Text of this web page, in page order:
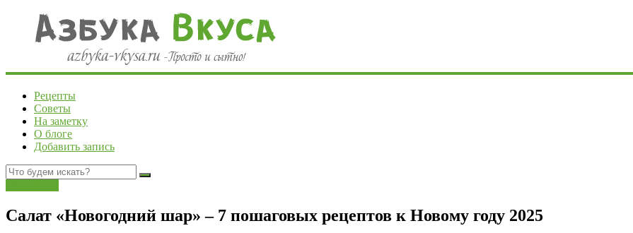
Рецепты
Советы
На заметку
О блоге
Добавить запись
Салат «Новогодний шар» – 7 пошаговых рецептов к Новому году 2025